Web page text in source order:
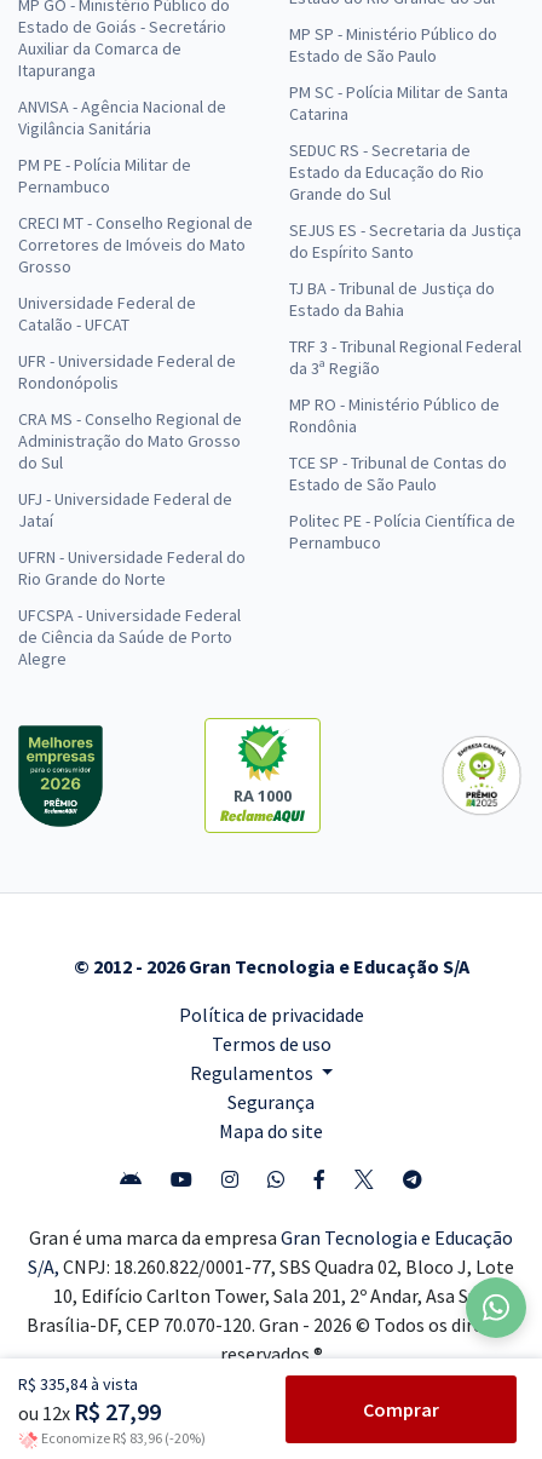
R$ 335,84 à vista
ou 12x R$ 27,99
Economize R$ 83,96 (-20%)
Comprar
MP GO - Ministério Público do
Estado de Goiás - Secretário
Auxiliar da Comarca de
Itapuranga
ANVISA - Agência Nacional de
Vigilância Sanitária
PM PE - Polícia Militar de
Pernambuco
CRECI MT - Conselho Regional de
Corretores de Imóveis do Mato
Grosso
Universidade Federal de
Catalão - UFCAT
UFR - Universidade Federal de
Rondonópolis
CRA MS - Conselho Regional de
Administração do Mato Grosso
do Sul
UFJ - Universidade Federal de
Jataí
UFRN - Universidade Federal do
Rio Grande do Norte
UFCSPA - Universidade Federal
de Ciência da Saúde de Porto
Alegre
MP SP - Ministério Público do
Estado de São Paulo
PM SC - Polícia Militar de Santa
Catarina
SEDUC RS - Secretaria de
Estado da Educação do Rio
Grande do Sul
SEJUS ES - Secretaria da Justiça
do Espírito Santo
TJ BA - Tribunal de Justiça do
Estado da Bahia
TRF 3 - Tribunal Regional Federal
da 3ª Região
MP RO - Ministério Público de
Rondônia
TCE SP - Tribunal de Contas do
Estado de São Paulo
Politec PE - Polícia Científica de
Pernambuco
RA 1000
© 2012 - 2026 Gran Tecnologia e Educação S/A
Política de privacidade
Termos de uso
Regulamentos
Segurança
Mapa do site
Gran é uma marca da empresa Gran Tecnologia e Educação
S/A, CNPJ: 18.260.822/0001-77, SBS Quadra 02, Bloco J, Lote
10, Edifício Carlton Tower, Sala 201, 2º Andar, Asa Sul,
Brasília-DF, CEP 70.070-120. Gran - 2026 © Todos os direitos
reservados ®